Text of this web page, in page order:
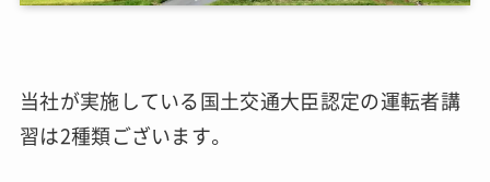
当社が実施している国土交通大臣認定の運転者講
習は2種類ございます。